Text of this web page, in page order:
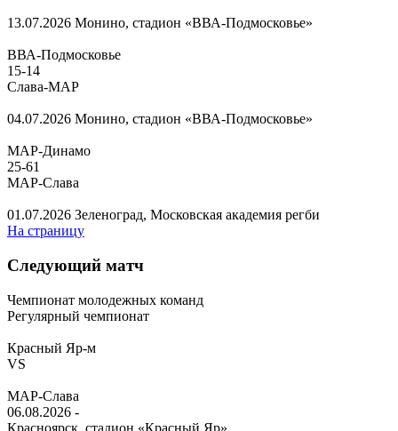
13.07.2026 Монино, стадион «ВВА-Подмосковье»
ВВА-Подмосковье
15-14
Слава-МАР
04.07.2026 Монино, стадион «ВВА-Подмосковье»
МАР-Динамо
25-61
МАР-Слава
01.07.2026 Зеленоград, Московская академия регби
На страницу
Следующий матч
Чемпионат молодежных команд
Регулярный чемпионат
Красный Яр-м
VS
МАР-Слава
06.08.2026 -
Красноярск, стадион «Красный Яр»